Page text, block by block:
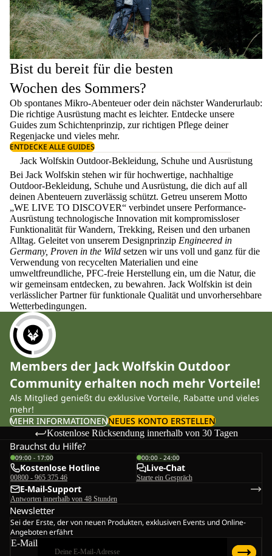
Bist du bereit für die besten
Wochen des Sommers?
Ob spontanes Mikro-Abenteuer oder dein nächster Wanderurlaub:
Die richtige Ausrüstung macht es leichter. Entdecke unsere
Guides zum Schichtenprinzip, zur richtigen Pflege deiner
Regenjacke und vieles mehr.
ENTDECKE ALLE GUIDES
Jack Wolfskin Outdoor-Bekleidung, Schuhe und Ausrüstung
Bei Jack Wolfskin stehen wir für hochwertige, nachhaltige
Outdoor-Bekleidung, Schuhe und Ausrüstung, die dich auf all
deinen Abenteuern zuverlässig schützt. Getreu unserem Motto
„WE LIVE TO DISCOVER“ verbindet unsere Performance-
Ausrüstung technologische Innovation mit kompromissloser
Funktionalität für Wandern, Trekking, Reisen und den urbanen
Alltag. Geleitet von unserem Designprinzip Engineered in
Germany, Proven in the Wild setzen wir uns voll und ganz für die
Verwendung von recycelten Materialien und eine
umweltfreundliche, PFC-freie Herstellung ein, um die Natur, die
wir gemeinsam entdecken, zu bewahren. Jack Wolfskin ist dein
verlässlicher Partner für funktionale Qualität und unvorhersehbare
Wetterbedingungen.
Members der Jack Wolfskin Outdoor
Community erhalten noch mehr Vorteile!
Als Mitglied genießt du exklusive Vorteile, Rabatte und vieles
mehr!
MEHR INFORMATIONENNEUES KONTO ERSTELLEN
Kostenlose Rücksendung innerhalb von 30 Tagen
Brauchst du Hilfe?
09:00 - 17:00
Kostenlose Hotline
00800 - 965 375 46
00:00 - 24:00
Live-Chat
Starte ein Gespräch
E-Mail-Support
Antworten innerhalb von 48 Stunden
Newsletter
Sei der Erste, der von neuen Produkten, exklusiven Events und Online-
Angeboten erfährt
E-Mail